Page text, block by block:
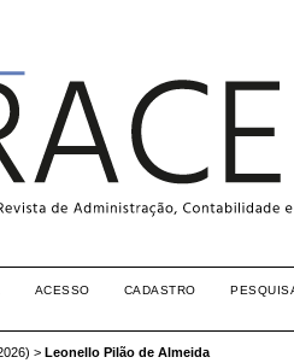
ACESSO CADASTRO
> Leonello Pilão de Almeida